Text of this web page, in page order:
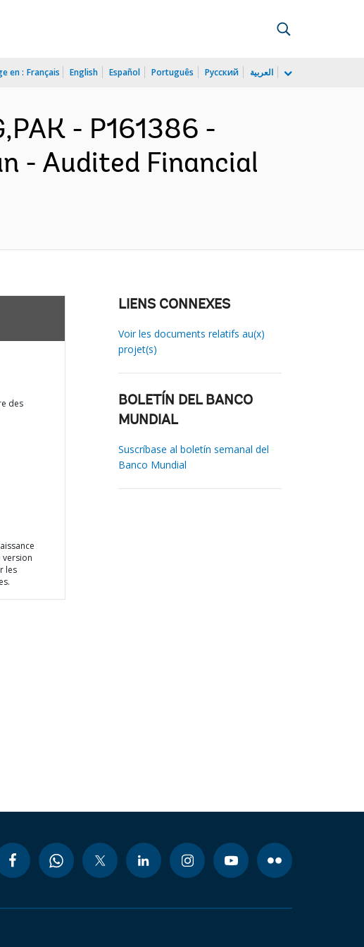
en : Français English Español Português Русский العربية
- P161386 -
- Audited Financial
des
version
les
LIENS CONNEXES
Voir les documents relatifs au(x)
projet(s)
BOLETÍN DEL BANCO
MUNDIAL
Suscríbase al boletín semanal del
Banco Mundial